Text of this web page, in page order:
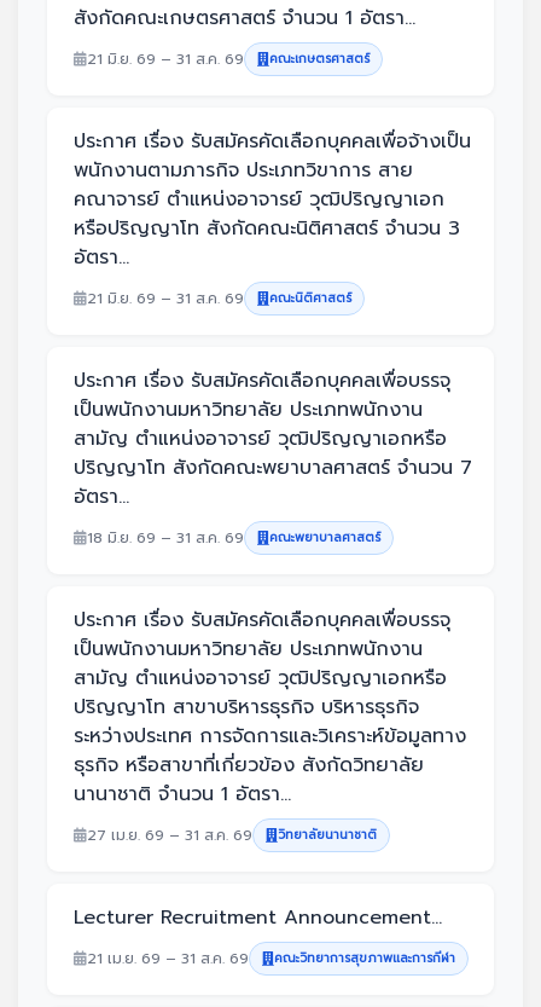
สังกัดคณะเกษตรศาสตร์ จำนวน 1 อัตรา...
21 มิ.ย. 69 – 31 ส.ค. 69 คณะเกษตรศาสตร์
ประกาศ เรื่อง รับสมัครคัดเลือกบุคคลเพื่อจ้างเป็น
พนักงานตามภารกิจ ประเภทวิขาการ สาย
คณาจารย์ ตำแหน่งอาจารย์ วุฒิปริญญาเอก
หรือปริญญาโท สังกัดคณะนิติศาสตร์ จำนวน 3
อัตรา...
21 มิ.ย. 69 – 31 ส.ค. 69 คณะนิติศาสตร์
ประกาศ เรื่อง รับสมัครคัดเลือกบุคคลเพื่อบรรจุ
เป็นพนักงานมหาวิทยาลัย ประเภทพนักงาน
สามัญ ตำแหน่งอาจารย์ วุฒิปริญญาเอกหรือ
ปริญญาโท สังกัดคณะพยาบาลศาสตร์ จำนวน 7
อัตรา...
18 มิ.ย. 69 – 31 ส.ค. 69 คณะพยาบาลศาสตร์
ประกาศ เรื่อง รับสมัครคัดเลือกบุคคลเพื่อบรรจุ
เป็นพนักงานมหาวิทยาลัย ประเภทพนักงาน
สามัญ ตำแหน่งอาจารย์ วุฒิปริญญาเอกหรือ
ปริญญาโท สาขาบริหารธุรกิจ บริหารธุรกิจ
ระหว่างประเทศ การจัดการและวิเคราะห์ข้อมูลทาง
ธุรกิจ หรือสาขาที่เกี่ยวข้อง สังกัดวิทยาลัย
นานาชาติ จำนวน 1 อัตรา...
27 เม.ย. 69 – 31 ส.ค. 69 วิทยาลัยนานาชาติ
Lecturer Recruitment Announcement...
21 เม.ย. 69 – 31 ส.ค. 69 คณะวิทยาการสุขภาพและการกีฬา